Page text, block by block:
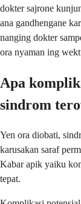
dokter sajrone
ana gandhengane
nanging dokter
ora nyaman ing
Apa
sindrom
Yen ora diobati,
karusakan saraf
Kabar apik yaiku
tepat.